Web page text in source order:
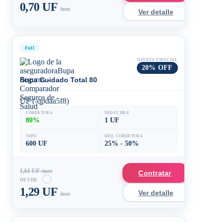
0,70 UF /mes Ver detalle
Full
Bupa Cuidado Total 80
OFERTA ESPECIAL
20% OFF
UF (-qpdaa5f8)
COBERTURA
80%
DEDUCIBLE
1 UF
TOPE
600 UF
REQ. COBERTURA
25% - 50%
1,61 UF /mes
DESDE
1,29 UF /mes
Contratar
Ver detalle